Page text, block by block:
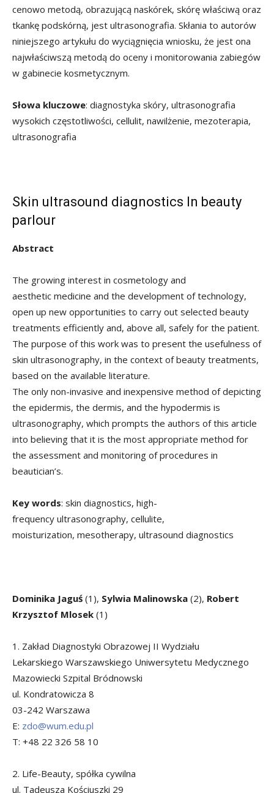
cenowo metodą, obrazującą naskórek, skórę właściwą oraz
tkankę podskórną, jest ultrasonografia. Skłania to autorów
niniejszego artykułu do wyciągnięcia wniosku, że jest ona
najwłaściwszą metodą do oceny i monitorowania zabiegów
w gabinecie kosmetycznym.
Słowa kluczowe: diagnostyka skóry, ultrasonografia
wysokich częstotliwości, cellulit, nawilżenie, mezoterapia,
ultrasonografia
Skin ultrasound diagnostics In beauty
parlour
Abstract
The growing interest in cosmetology and
aesthetic medicine and the development of technology,
open up new opportunities to carry out selected beauty
treatments efficiently and, above all, safely for the patient.
The purpose of this work was to present the usefulness of
skin ultrasonography, in the context of beauty treatments,
based on the available literature.
The only non-invasive and inexpensive method of depicting
the epidermis, the dermis, and the hypodermis is
ultrasonography, which prompts the authors of this article
into believing that it is the most appropriate method for
the assessment and monitoring of procedures in
beautician’s.
Key words: skin diagnostics, high-
frequency ultrasonography, cellulite,
moisturization, mesotherapy, ultrasound diagnostics
Dominika Jaguś (1), Sylwia Malinowska (2), Robert
Krzysztof Mlosek (1)
1. Zakład Diagnostyki Obrazowej II Wydziału
Lekarskiego Warszawskiego Uniwersytetu Medycznego
Mazowiecki Szpital Bródnowski
ul. Kondratowicza 8
03-242 Warszawa
E: zdo@wum.edu.pl
T: +48 22 326 58 10
2. Life-Beauty, spółka cywilna
ul. Tadeusza Kościuszki 29